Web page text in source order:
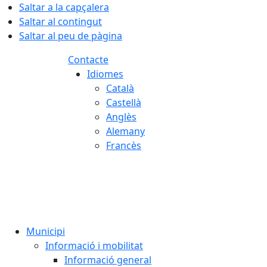
Saltar a la capçalera
Saltar al contingut
Saltar al peu de pàgina
Contacte
Idiomes
Català
Castellà
Anglès
Alemany
Francès
Municipi
Informació i mobilitat
Informació general